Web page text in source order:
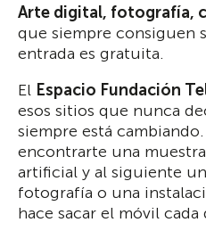
Arte digital, fotografía,
que siempre consiguen
entrada es gratuita.
El Espacio Fundación
esos sitios que nunca
siempre está
encontrarte una
artificial y al siguiente
fotografía o una
hace sacar el móvil